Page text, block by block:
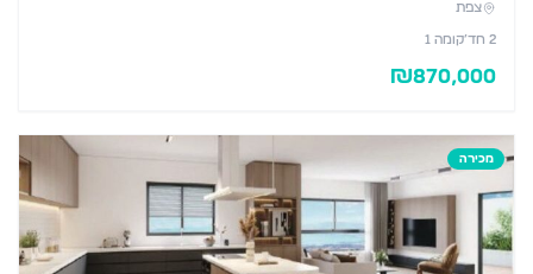
צפת
2 חד׳קומה 1
₪870,000
מכירה